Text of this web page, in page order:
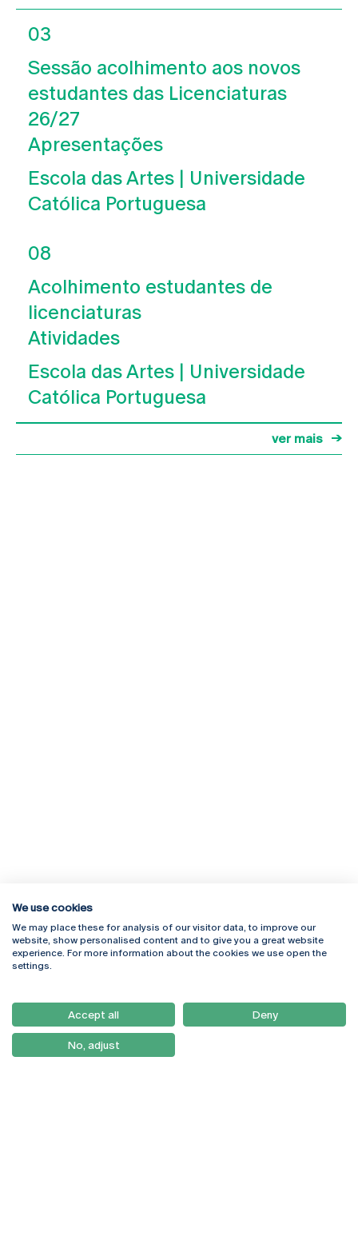
03
Sessão acolhimento aos novos
estudantes das Licenciaturas
26/27
Apresentações
Escola das Artes | Universidade
Católica Portuguesa
08
Acolhimento estudantes de
licenciaturas
Atividades
Escola das Artes | Universidade
Católica Portuguesa
ver mais
Rua Diogo Botelho 1327
4169-005 Porto
+351 226 196 240
Campus Online
Webmail
Como Chegar
Newsletter
We use cookies
We may place these for analysis of our visitor data, to improve our
website, show personalised content and to give you a great website
experience. For more information about the cookies we use open the
settings.
Accept all Deny
No, adjust